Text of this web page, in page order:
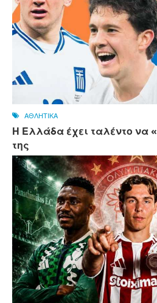
ΑΘΛΗΤΙΚΑ
Η Ελλάδα έχει ταλέντο να
της